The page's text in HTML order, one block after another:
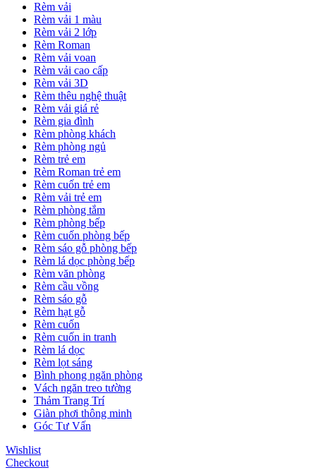
Rèm vải
Rèm vải 1 màu
Rèm vải 2 lớp
Rèm Roman
Rèm vải voan
Rèm vải cao cấp
Rèm vải 3D
Rèm thêu nghệ thuật
Rèm vải giá rẻ
Rèm gia đình
Rèm phòng khách
Rèm phòng ngủ
Rèm trẻ em
Rèm Roman trẻ em
Rèm cuốn trẻ em
Rèm vải trẻ em
Rèm phòng tắm
Rèm phòng bếp
Rèm cuốn phòng bếp
Rèm sáo gỗ phòng bếp
Rèm lá dọc phòng bếp
Rèm văn phòng
Rèm cầu vồng
Rèm sáo gỗ
Rèm hạt gỗ
Rèm cuốn
Rèm cuốn in tranh
Rèm lá dọc
Rèm lọt sáng
Bình phong ngăn phòng
Vách ngăn treo tường
Thảm Trang Trí
Giàn phơi thông minh
Góc Tư Vấn
Wishlist
Checkout